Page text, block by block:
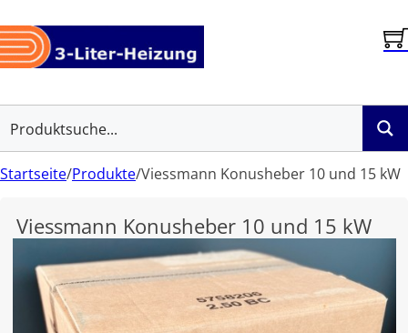
Startseite/Produkte/Viessmann Konusheber 10 und 15 kW
Viessmann Konusheber 10 und 15 kW